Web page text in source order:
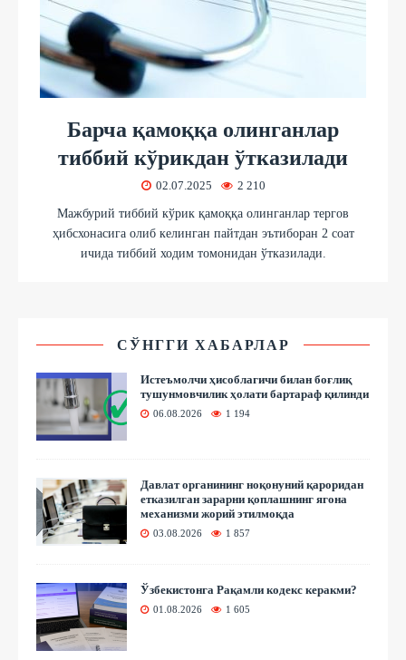
Барча қамоққа олинганлар
тиббий кўрикдан ўтказилади
02.07.2025 2 210
Мажбурий тиббий кўрик қамоққа олинганлар тергов
ҳибсхонасига олиб келинган пайтдан эътиборан 2 соат
ичида тиббий ходим томонидан ўтказилади.
СЎНГГИ ХАБАРЛАР
Истеъмолчи ҳисоблагичи билан боғлиқ
тушунмовчилик ҳолати бартараф қилинди
06.08.2026 1 194
Давлат органининг ноқонуний қароридан
етказилган зарарни қоплашнинг ягона
механизми жорий этилмоқда
03.08.2026 1 857
Ўзбекистонга Рақамли кодекс керакми?
01.08.2026 1 605